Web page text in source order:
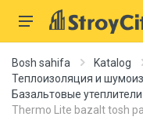
Bosh sahifa
Katalog
Теплоизоляция и
Базальтовые утеплители
Thermo Lite bazalt tosh